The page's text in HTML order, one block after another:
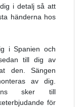
i detalj så att
händerna hos
i Spanien och
till dig av
den. Sängen
av dig.
sker till
för